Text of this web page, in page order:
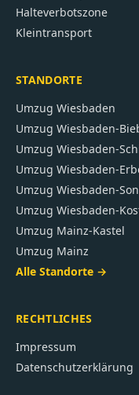
Halteverbotszone
Kleintransport
STANDORTE
Umzug Wiesbaden
Umzug Wiesbaden-
Umzug Wiesbaden-
Umzug Wiesbaden-
Umzug Wiesbaden-
Umzug Wiesbaden-
Umzug Mainz-Kastel
Umzug Mainz
Alle Standorte →
RECHTLICHES
Impressum
Datenschutzerklärung